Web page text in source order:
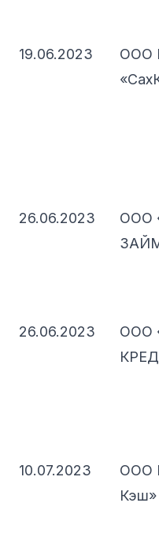
19.06.2023
ООО
26.06.2023
ООО
26.06.2023
ООО
10.07.2023
ООО
Кэш»